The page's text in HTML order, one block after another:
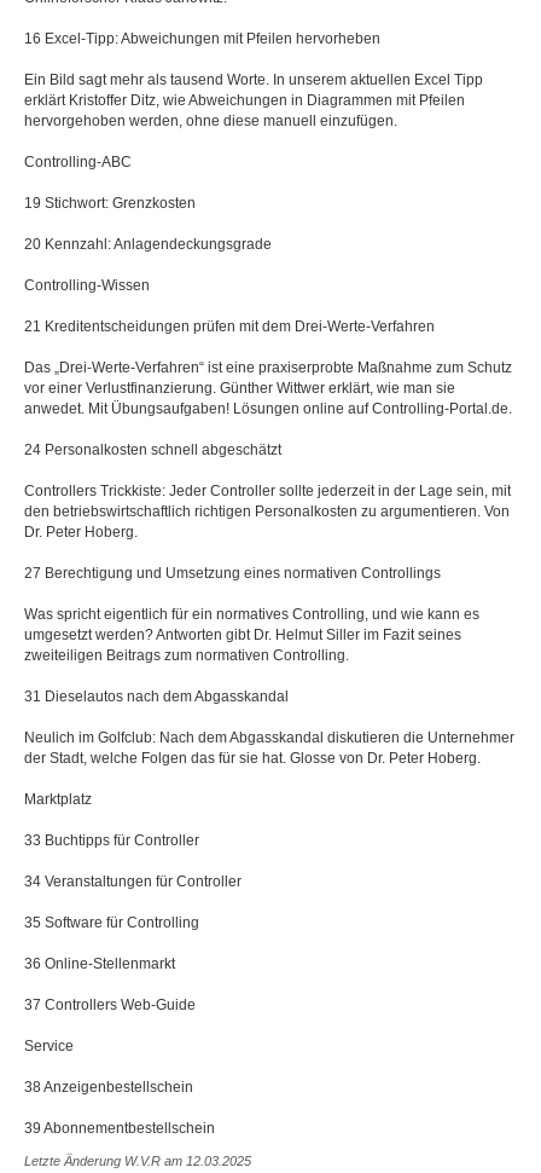
16 Excel-Tipp: Abweichungen mit Pfeilen hervorheben
Ein Bild sagt mehr als tausend Worte. In unserem aktuellen Excel Tipp
erklärt Kristoffer Ditz, wie Abweichungen in Diagrammen mit Pfeilen
hervorgehoben werden, ohne diese manuell einzufügen.
Controlling-ABC
19 Stichwort: Grenzkosten
20 Kennzahl: Anlagendeckungsgrade
Controlling-Wissen
21 Kreditentscheidungen prüfen mit dem Drei-Werte-Verfahren
Das „Drei-Werte-Verfahren“ ist eine praxiserprobte Maßnahme zum Schutz
vor einer Verlustfinanzierung. Günther Wittwer erklärt, wie man sie
anwedet. Mit Übungsaufgaben! Lösungen online auf Controlling-Portal.de.
24 Personalkosten schnell abgeschätzt
Controllers Trickkiste: Jeder Controller sollte jederzeit in der Lage sein, mit
den betriebswirtschaftlich richtigen Personalkosten zu argumentieren. Von
Dr. Peter Hoberg.
27 Berechtigung und Umsetzung eines normativen Controllings
Was spricht eigentlich für ein normatives Controlling, und wie kann es
umgesetzt werden? Antworten gibt Dr. Helmut Siller im Fazit seines
zweiteiligen Beitrags zum normativen Controlling.
31 Dieselautos nach dem Abgasskandal
Neulich im Golfclub: Nach dem Abgasskandal diskutieren die Unternehmer
der Stadt, welche Folgen das für sie hat. Glosse von Dr. Peter Hoberg.
Marktplatz
33 Buchtipps für Controller
34 Veranstaltungen für Controller
35 Software für Controlling
36 Online-Stellenmarkt
37 Controllers Web-Guide
Service
38 Anzeigenbestellschein
39 Abonnementbestellschein
Letzte Änderung W.V.R am 12.03.2025